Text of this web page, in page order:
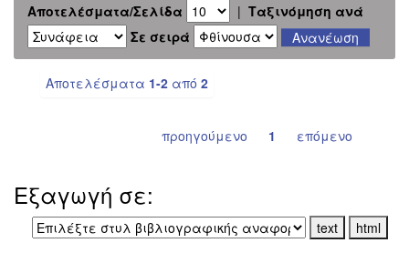
Αποτελέσματα/Σελίδα | Ταξινόμηση ανά
Σε σειρά
Αποτελέσματα 1-2 από 2
προηγούμενο 1 επόμενο
Εξαγωγή σε: